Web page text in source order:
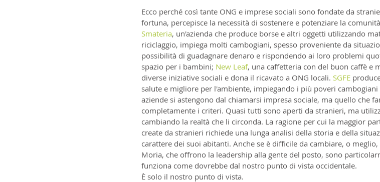
Ecco perché così tante ONG e imprese sociali sono fondate da
fortuna, percepisce la necessità di sostenere e potenziare la
Smateria, un'azienda che produce borse e altri oggetti utilizzando
riciclaggio, impiega molti cambogiani, spesso proveniente da
possibilità di guadagnare denaro e rispondendo ai loro problemi
spazio per i bambini; New Leaf, una caffetteria con del buon caffè e
diverse iniziative sociali e dona il ricavato a ONG locali. SGFE
salute e migliore per l'ambiente, impiegando i più poveri
aziende si astengono dal chiamarsi impresa sociale, ma quello che
completamente i criteri. Quasi tutti sono aperti da stranieri, ma
cambiando la realtà che li circonda. La ragione per cui la maggior
create da stranieri richiede una lunga analisi della storia e della
carattere dei suoi abitanti. Anche se è difficile da cambiare, o
Moria, che offrono la leadership alla gente del posto, sono
funziona come dovrebbe dal nostro punto di vista occidentale.
È solo il nostro punto di vista.